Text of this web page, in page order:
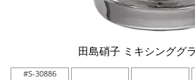
田島硝子 ミキシンググ
#S-30886